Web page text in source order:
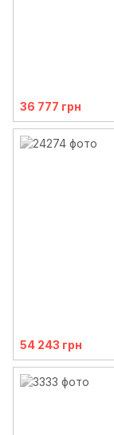
36 777 грн
54 243 грн